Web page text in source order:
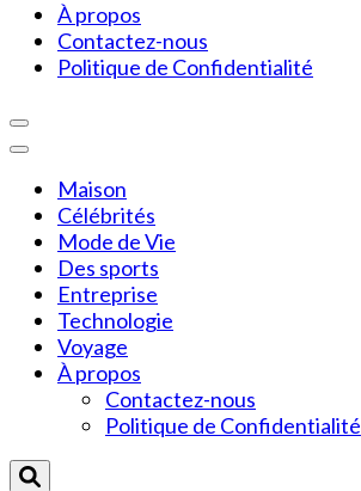
À propos
Contactez-nous
Politique de Confidentialité
Maison
Célébrités
Mode de Vie
Des sports
Entreprise
Technologie
Voyage
À propos
Contactez-nous
Politique de Confidentialité